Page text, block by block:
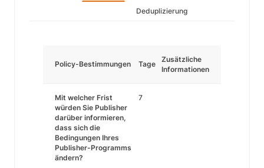
Deduplizierung
Policy-Bestimmungen Tage
Zusätzliche
Informationen
Mit welcher Frist
würden Sie Publisher
darüber informieren,
dass sich die
Bedingungen Ihres
Publisher-Programms
ändern?
7